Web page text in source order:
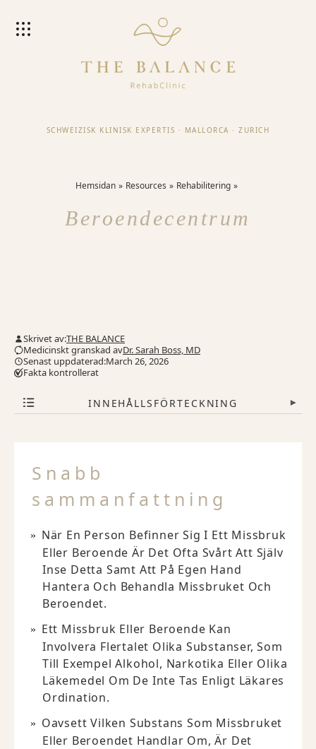
SCHWEIZISK KLINISK EXPERTIS · MALLORCA · ZURICH
Hemsidan Resources Rehabilitering
Beroendecentrum
Skrivet av:THE BALANCE
Medicinskt granskad avDr. Sarah Boss, MD
Senast uppdaterad:March 26, 2026
Fakta kontrollerat
INNEHÅLLSFÖRTECKNING ▾
Snabb
sammanfattning
När En Person Befinner Sig I Ett Missbruk
Eller Beroende Är Det Ofta Svårt Att Själv
Inse Detta Samt Att På Egen Hand
Hantera Och Behandla Missbruket Och
Beroendet.
Ett Missbruk Eller Beroende Kan
Involvera Flertalet Olika Substanser, Som
Till Exempel Alkohol, Narkotika Eller Olika
Läkemedel Om De Inte Tas Enligt Läkares
Ordination.
Oavsett Vilken Substans Som Missbruket
Eller Beroendet Handlar Om, Är Det